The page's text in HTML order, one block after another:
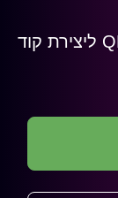
ליצירת קוד QR לקישור, וידאו או תמונה - לחץ על